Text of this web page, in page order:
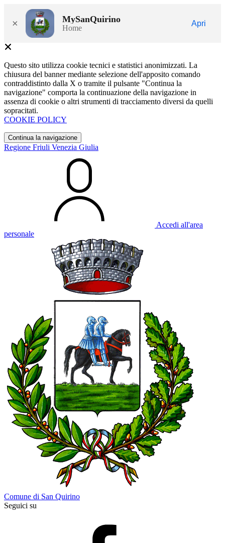
× MySanQuirino
Home
Apri
Questo sito utilizza cookie tecnici e statistici anonimizzati. La
chiusura del banner mediante selezione dell'apposito comando
contraddistinto dalla X o tramite il pulsante "Continua la
navigazione" comporta la continuazione della navigazione in
assenza di cookie o altri strumenti di tracciamento diversi da quelli
sopracitati.
COOKIE POLICY
Continua la navigazione
Regione Friuli Venezia Giulia
Accedi all'area
personale
Comune di San Quirino
Seguici su